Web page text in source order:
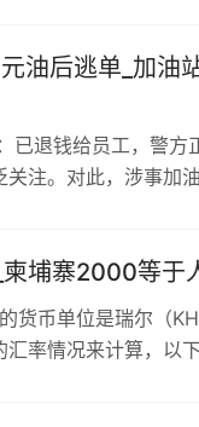
油后逃单_加油
已退钱给员工，警
注。对此，涉事加
埔寨2000等于
货币单位是瑞尔（
率情况来计算，以